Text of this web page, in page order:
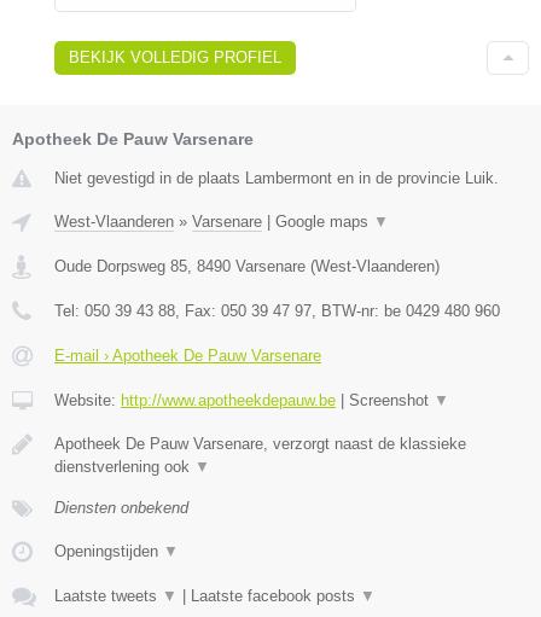
BEKIJK VOLLEDIG PROFIEL
Apotheek De Pauw Varsenare
Niet gevestigd in de plaats Lambermont en in de provincie Luik.
West-Vlaanderen » Varsenare Google maps ▼
Oude Dorpsweg 85 8490 Varsenare (West-Vlaanderen)
Tel: 050 39 43 88 , Fax: 050 39 47 97 , BTW-nr: be 0429 480 960
E-mail › Apotheek De Pauw Varsenare
Website: http://www.apotheekdepauw.be Screenshot ▼
Apotheek De Pauw Varsenare, verzorgt naast de klassieke
dienstverlening ook ▼
Diensten onbekend
Openingstijden ▼
Laatste tweets ▼ Laatste facebook posts ▼